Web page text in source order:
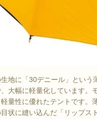
地に「30デニール」という
大幅に軽量化しています。
量性に優れたテントです。
状に縫い込んだ「リップス